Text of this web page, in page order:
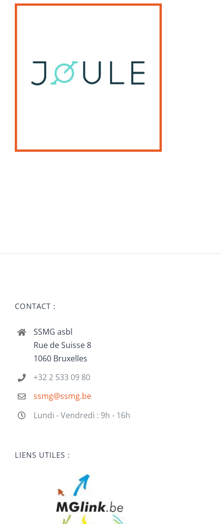
CONTACT :
SSMG asbl
Rue de Suisse 8
1060 Bruxelles
+32 2 533 09 80
ssmg@ssmg.be
Lundi - Vendredi : 9h - 16h
LIENS UTILES :